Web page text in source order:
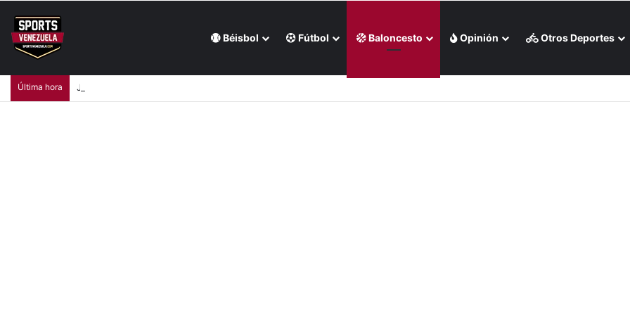
Béisbol Fútbol Baloncesto Opinión Otros Deportes
Última hora Julio Mayora agrandó su leyenda en Juegos CAC con un par de doradas